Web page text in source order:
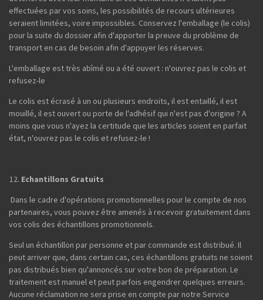
effectuées par vos soins, les possibilités de recours ultérieures
seraient limitées, voire impossibles. Conservez l'emballage (le colis)
pour la suite du dossier afin d'apporter la preuve du problème de
transport en cas de besoin afin d'appuyer les réserves.
L'emballage est très abîmé ou a été ouvert : n'ouvrez pas le colis et
refusez-le
Le colis est écrasé à un ou plusieurs endroits, il est entaillé, il est
mouillé, il est ouvert ou porte de l'adhésif qui n'est pas d'origine ? A
moins que vous n'ayez la certitude que les articles soient en parfait
état, n'ouvrez pas le colis et refusez-le !
Echantillons Gratuits
Dans le cadre d'opérations promotionnelles pour le compte de nos
partenaires, vous pouvez être amenés à recevoir gratuitement dans
vos colis des échantillons promotionnels.
Seul un échantillon par personne et par commande est distribué. Il
peut arriver que, dans certain cas, ces échantillons gratuits ne soient
pas distribués bien qu'annoncés sur votre bon de préparation. Le
traitement est manuel et peut parfois engendrer quelques erreurs.
Aucune réclamation ne sera prise en compte par notre Service